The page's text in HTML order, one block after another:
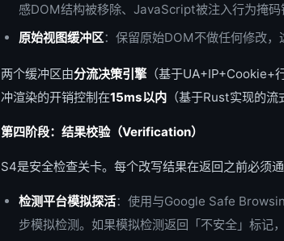
感DOM结构被移除、JavaScript被注入行为掩码
原始视图缓冲区：保留原始DOM不做任何修改，
两个缓冲区由分流决策引擎（基于UA+IP+Cookie+
冲渲染的开销控制在15ms以内 （基于Rust实现的流
第四阶段：结果校验（Verification）
S4是安全检查关卡。每个改写结果在返回之前必须通
检测平台模拟探活：使用与Google Safe
步模拟检测。如果模拟检测返回「不安全」标记